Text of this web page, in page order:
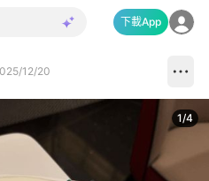
下載App
12/20
1/4